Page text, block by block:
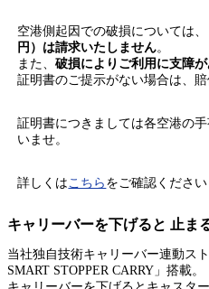
空港側起因での破損については、
円）は請求いたしません。
また、破損によりご利用に支障
証明書のご提示がない場合は、
証明書につきましては各空港の
いませ。
詳しくは こちら をご確認ください
キャリーバーを下げると 止ま
当社独自技術キャリーバー連動ス
SMART STOPPER CARRY」搭載。